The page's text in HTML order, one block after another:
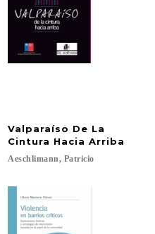
Valparaíso De La
Cintura Hacia Arriba
Aeschlimann, Patricio